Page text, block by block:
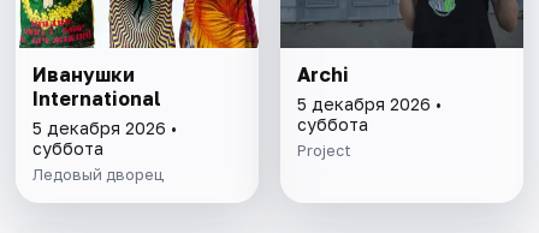
Иванушки
International
5 декабря 2026 •
суббота
Ледовый дворец
Archi
5 декабря 2026 •
суббота
Project